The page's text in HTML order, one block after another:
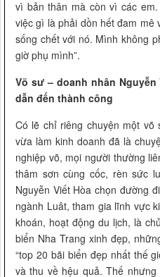
vì bản thân mà còn vì các
việc gì là phải dồn hết đam mê
sống chết với nó. Mình không
giờ phụ mình”.
Võ sư – doanh nhân
dẫn đến thành công
Có lẽ chỉ riêng chuyện một võ
vừa làm kinh doanh đã là
nghiệp võ, mọi người thường
thâm sơn cùng cốc, rèn sức
Nguyễn Viết Hòa chọn đường
ngành Luât, tham gia lĩnh vực
khoán, hoạt động du lịch, là
biển Nha Trang xinh đẹp,
“top 20 bãi biển đẹp nhất thế
và thu về hệu quả. Thế